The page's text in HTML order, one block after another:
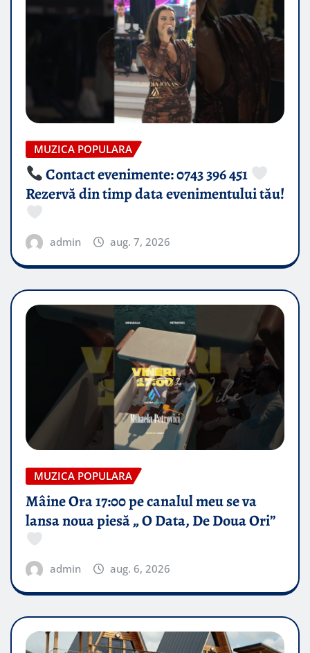
MUZICA POPULARA
Contact evenimente: 0743 396 451
Rezervă din timp data evenimentului tău!
admin aug. 7, 2026
MUZICA POPULARA
Mâine Ora 17:00 pe canalul meu se va
lansa noua piesă „ O Data, De Doua Ori”
admin aug. 6, 2026